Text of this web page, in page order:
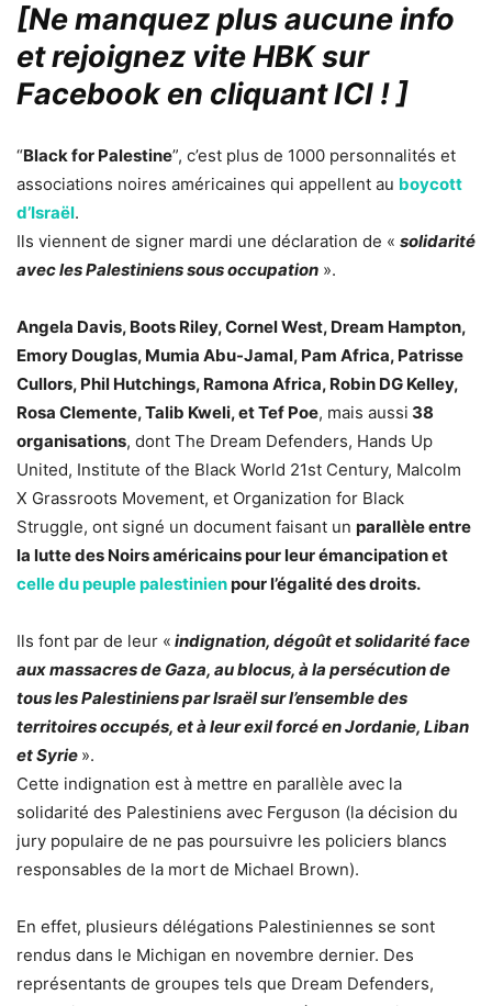
[Ne manquez plus aucune info
et rejoignez vite HBK sur
Facebook en cliquant ICI !]
“Black for Palestine”, c’est plus de 1000 personnalités et
associations noires américaines qui appellent au boycott
d’Israël.
Ils viennent de signer mardi une déclaration de « solidarité
avec les Palestiniens sous occupation ».
Angela Davis, Boots Riley, Cornel West, Dream Hampton,
Emory Douglas, Mumia Abu-Jamal, Pam Africa, Patrisse
Cullors, Phil Hutchings, Ramona Africa, Robin DG Kelley,
Rosa Clemente, Talib Kweli, et Tef Poe, mais aussi 38
organisations, dont The Dream Defenders, Hands Up
United, Institute of the Black World 21st Century, Malcolm
X Grassroots Movement, et Organization for Black
Struggle, ont signé un document faisant un parallèle entre
la lutte des Noirs américains pour leur émancipation et
celle du peuple palestinienpour l’égalité des droits.
Ils font par de leur « indignation, dégoût et solidarité face
aux massacres de Gaza, au blocus, à la persécution de
tous les Palestiniens par Israël sur l’ensemble des
territoires occupés, et à leur exil forcé en Jordanie, Liban
et Syrie ».
Cette indignation est à mettre en parallèle avec la
solidarité des Palestiniens avec Ferguson (la décision du
jury populaire de ne pas poursuivre les policiers blancs
responsables de la mort de Michael Brown).
En effet, plusieurs délégations Palestiniennes se sont
rendus dans le Michigan en novembre dernier. Des
représentants de groupes tels que Dream Defenders,